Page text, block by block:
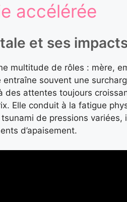
accélérée
et ses
multitude de rôles : mère,
entraîne souvent une
des attentes toujours
Elle conduit à la fatigue
tsunami de pressions
d’apaisement.